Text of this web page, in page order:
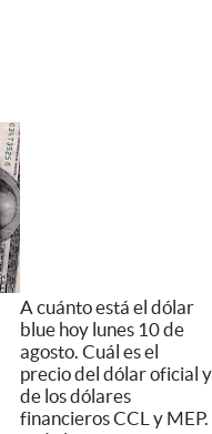
A cuánto está el dólar
blue hoy lunes 10 de
agosto. Cuál es el
precio del dólar oficial y
de los dólares
financieros CCL y MEP.